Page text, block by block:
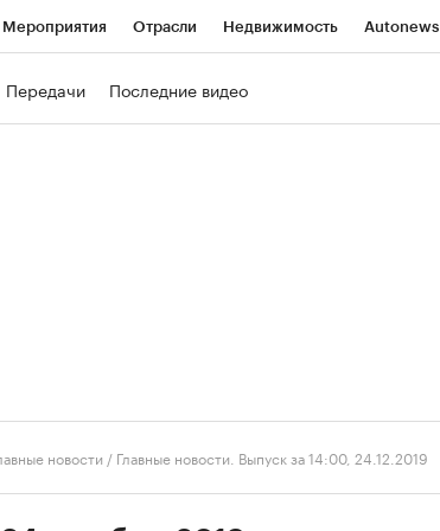
Мероприятия Отрасли Недвижимость Autonews
Передачи Последние видео
новости / Главные новости. Выпуск за 14:00, 24.12.2019